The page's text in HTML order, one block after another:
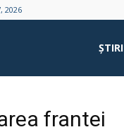
2026
ŞTIRI
frantei